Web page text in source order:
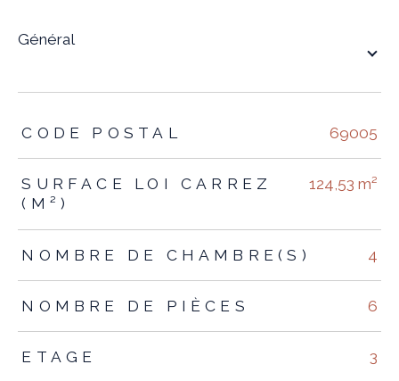
général
TRAD_ZEPHYR_Caracteristique TRAD_ZEPHYR_Valeurs
CODE POSTAL 69005
SURFACE LOI CARREZ
(M²)
124,53 m²
NOMBRE DE CHAMBRE(S) 4
NOMBRE DE PIÈCES 6
ETAGE 3